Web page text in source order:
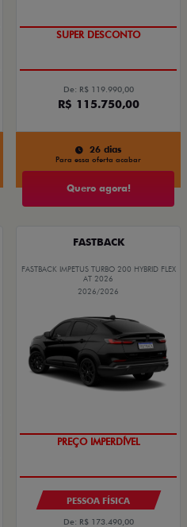
OPORTUNIDADE
De: R$ 119.990,00
R$ 115.750,00
26 dias
Para essa oferta acabar
Quero agora!
FASTBACK
FASTBACK IMPETUS TURBO 200 HYBRID FLEX
AT 2026
2026/2026
OPORTUNIDADE
PESSOA FÍSICA
De: R$ 173.490,00